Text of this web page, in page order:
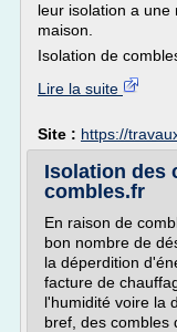
leur isolation a une
maison.
Isolation de
Lire la suite
Site : https://
Isolation des
combles.fr
En raison de
bon nombre de
la déperdition
facture de
l'humidité voire la
bref, des combles